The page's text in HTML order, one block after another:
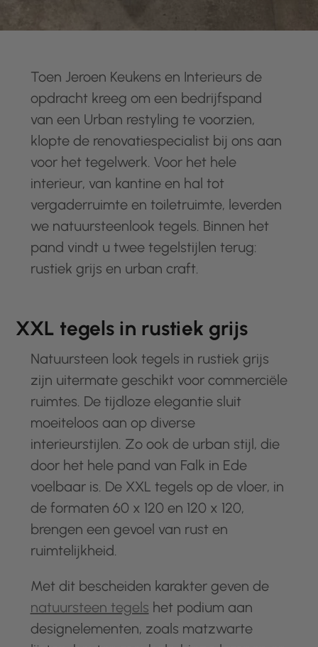
Toen Jeroen Keukens en Interieurs de
opdracht kreeg om een bedrijfspand
van een Urban restyling te voorzien,
klopte de renovatiespecialist bij ons aan
voor het tegelwerk. Voor het hele
interieur, van kantine en hal tot
vergaderruimte en toiletruimte, leverden
we natuursteenlook tegels. Binnen het
pand vindt u twee tegelstijlen terug:
rustiek grijs en urban craft.
XXL tegels in rustiek grijs
Natuursteen look tegels in rustiek grijs
zijn uitermate geschikt voor commerciële
ruimtes. De tijdloze elegantie sluit
moeiteloos aan op diverse
interieurstijlen. Zo ook de urban stijl, die
door het hele pand van Falk in Ede
voelbaar is. De XXL tegels op de vloer, in
de formaten 60 x 120 en 120 x 120,
brengen een gevoel van rust en
ruimtelijkheid.
Met dit bescheiden karakter geven de
natuursteen tegels het podium aan
designelementen, zoals matzwarte